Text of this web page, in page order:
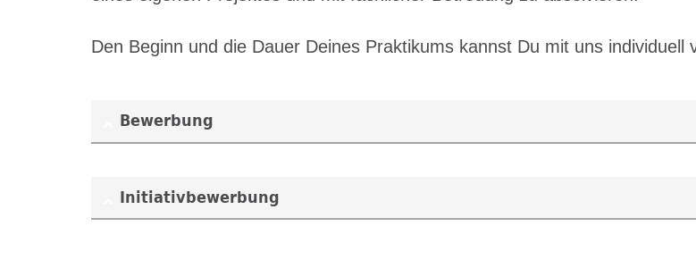
Den Beginn und die Dauer Deines Praktikums kannst Du mit uns individuell
Bewerbung
Initiativbewerbung